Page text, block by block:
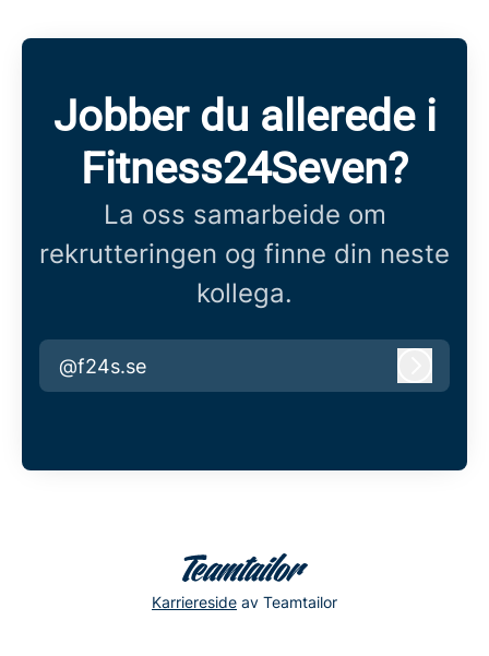
Jobber du allerede i
Fitness24Seven?
La oss samarbeide om
rekrutteringen og finne din neste
kollega.
@f24s.se
Karriereside av Teamtailor